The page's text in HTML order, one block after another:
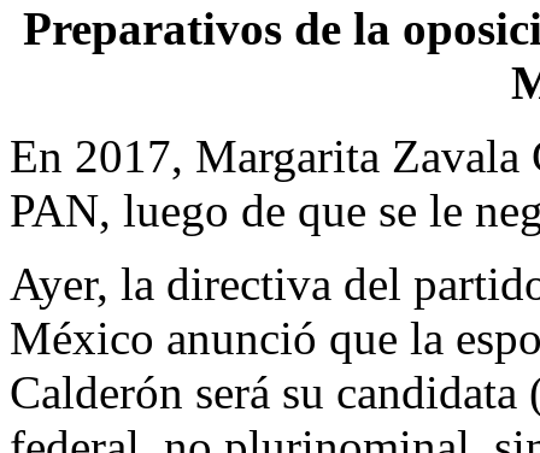
Preparativos de la
En 2017, Margarita Zavala
PAN, luego de que se le
Ayer, la directiva del
México anunció que la
Calderón será su